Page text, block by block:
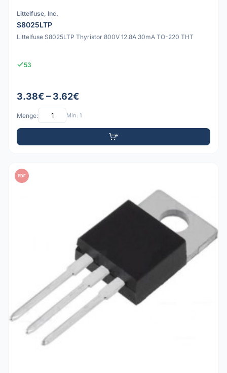
Littelfuse, Inc.
S8025LTP
Littelfuse S8025LTP Thyristor 800V 12.8A 30mA TO-220 THT
53
3.38€ – 3.62€
Menge: Min: 1
PDF